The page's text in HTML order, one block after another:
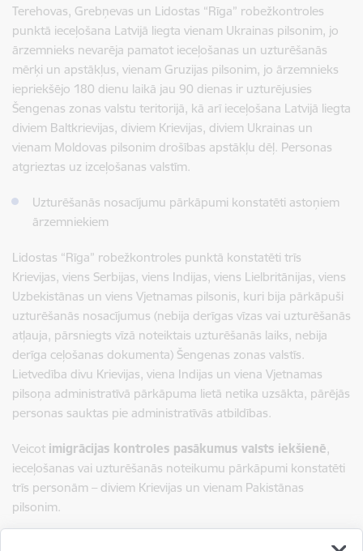
Terehovas, Grebņevas un Lidostas “Rīga” robežkontroles
punktā ieceļošana Latvijā liegta vienam Ukrainas pilsonim, jo
ārzemnieks nevarēja pamatot ieceļošanas un uzturēšanās
mērķi un apstākļus, vienam Gruzijas pilsonim, jo ārzemnieks
iepriekšējo 180 dienu laikā jau 90 dienas ir uzturējusies
Šengenas zonas valstu teritorijā, kā arī ieceļošana Latvijā liegta
diviem Baltkrievijas, diviem Krievijas, diviem Ukrainas un
vienam Moldovas pilsonim drošības apstākļu dēļ. Personas
atgrieztas uz izceļošanas valstīm.
Uzturēšanās nosacījumu pārkāpumi konstatēti astoņiem
ārzemniekiem
Lidostas “Rīga” robežkontroles punktā konstatēti trīs
Krievijas, viens Serbijas, viens Indijas, viens Lielbritānijas, viens
Uzbekistānas un viens Vjetnamas pilsonis, kuri bija pārkāpuši
uzturēšanās nosacījumus (nebija derīgas vīzas vai uzturēšanās
atļauja, pārsniegts vīzā noteiktais uzturēšanās laiks, nebija
derīga ceļošanas dokumenta) Šengenas zonas valstīs.
Lietvedība divu Krievijas, viena Indijas un viena Vjetnamas
pilsoņa administratīvā pārkāpuma lietā netika uzsākta, pārējās
personas sauktas pie administratīvās atbildības.
Veicot imigrācijas kontroles pasākumus valsts iekšienē,
ieceļošanas vai uzturēšanās noteikumu pārkāpumi konstatēti
trīs personām – diviem Krievijas un vienam Pakistānas
pilsonim.
transportlīdzekļu un kuģošanas līdzekļu